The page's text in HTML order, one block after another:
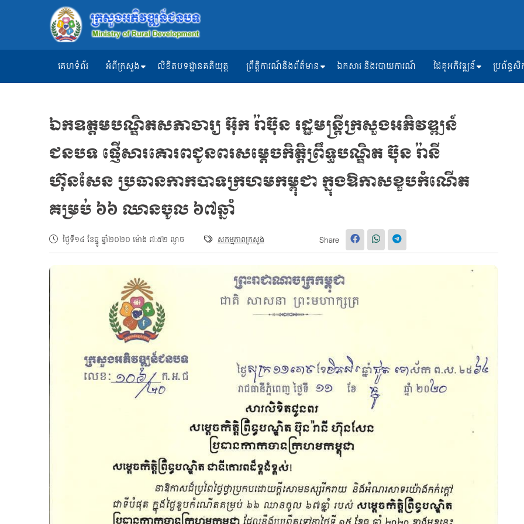
គេហទំព័រ អំពីក្រសួង លិខិតបទដ្ឋានគតិយុត្ត ព្រឹត្តិការណ៍និងព័ត៌មាន ឯកសារ និងរបាយការណ៍ ដៃគូអភិវឌ្ឍន៍ ប្រព័ន្ធ
ឯកឧត្ដមបណ្ឌិតសភាចារ្យ អ៊ុក រ៉ាប៊ុន រដ្ឋមន្រ្ដីក្រសួងអភិវឌ្ឍន៍
ជនបទ ផ្ញើសារគោរពជូនពរសម្តេចកិត្តិព្រឹទ្ធបណ្ឌិត ប៊ុន រ៉ានី
ហ៊ុនសែន ប្រធានកាកបាទក្រហមកម្ពុជា ក្នុងឱកាសខួបកំណើត
គម្រប់ ៦៦ ឈានចូល ៦៧ឆ្នាំ
ថ្ងៃទី១៤ ខែធ្នូ ឆ្នាំ២០២០ ម៉ោង ៧:៥២ ល្ងាច សកម្មភាពក្រសួង Share